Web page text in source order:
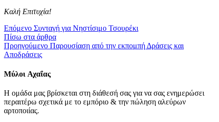
Καλή Επιτυχία!
Επόμενο Συνταγή για Νηστίσιμο Τσουρέκι
Πίσω στα άρθρα
Προηγούμενο Παρουσίαση από την εκπομπή Δράσεις και
Αποδράσεις
Μύλοι Αχαΐας
Η ομάδα μας βρίσκεται στη διάθεσή σας για να σας ενημερώσει
περαιτέρω σχετικά με το εμπόριο & την πώληση αλεύρων
αρτοποιίας.